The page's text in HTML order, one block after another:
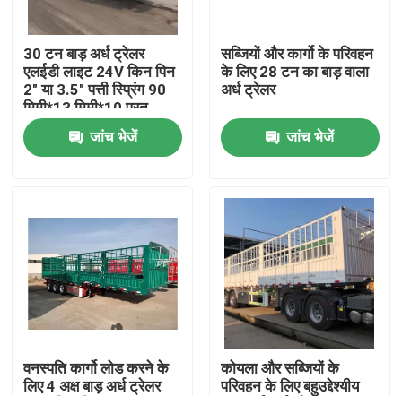
हमारे बारे में
कारखाना भ्रमण
गुणवत्ता नियंत्रण
संपर्क करें
एक उद्धरण का अनुरोध करें
इस्तेमाल किए गए डंप ट्रक
प्रयुक्त टिपर ट्रक
30 टन बाड़ अर्ध ट्रेलर
एलईडी लाइट 24V किन पिन
2" या 3.5" पत्ती स्प्रिंग 90
मिमी*13 मिमी*10 परत
जांच भेजें
सब्जियों और कार्गो के परिवहन
के लिए 28 टन का बाड़ वाला
अर्ध ट्रेलर
जांच भेजें
वनस्पति कार्गो लोड करने के
लिए 4 अक्ष बाड़ अर्ध ट्रेलर
कोयला और सब्जियों के
परिवहन के लिए बहुउद्देश्यीय